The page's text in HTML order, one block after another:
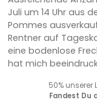
Juli um 14 Uhr aus
Pommes
Rentner auf
eine bodenlose
hat mich
50% unserer
Fandest Du